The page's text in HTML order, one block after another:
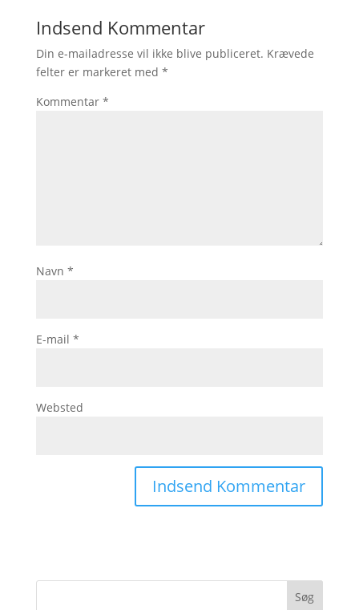
Indsend Kommentar
Din e-mailadresse vil ikke blive publiceret. Krævede
felter er markeret med *
Kommentar *
Navn *
E-mail *
Websted